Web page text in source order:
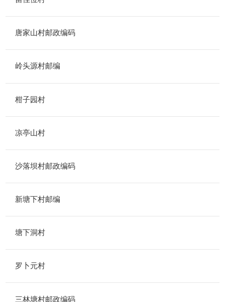
唐家山村邮政编码
岭头源村邮编
柑子园村
凉亭山村
沙落坝村邮政编码
新塘下村邮编
塘下洞村
罗卜元村
三林塘村邮政编码